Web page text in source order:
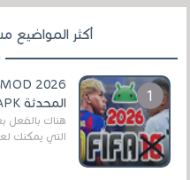
أكثر المواضيع
المحدثة APK لهواتف الأندرويد
هناك بالفعل
التي يمكنك